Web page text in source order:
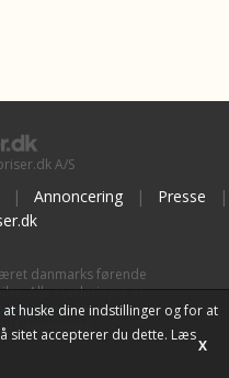
A/S
| Annoncering | Presse
|
danmarks førende
Alle vurderinger er
, bilbranchens
bilvurdering.
huske dine indstillinger og for at
sitet accepterer du dette. Læs
X